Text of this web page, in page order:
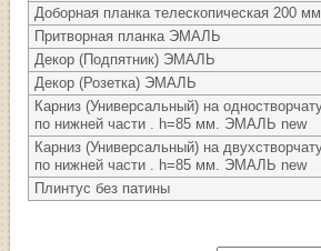
Доборная планка телескопическая 200
Притворная планка ЭМАЛЬ
Декор (Подпятник) ЭМАЛЬ
Декор (Розетка) ЭМАЛЬ
Карниз (Универсальный) на
по нижней части . h=85 мм. ЭМАЛЬ new
Карниз (Универсальный) на
по нижней части . h=85 мм. ЭМАЛЬ new
Плинтус без патины